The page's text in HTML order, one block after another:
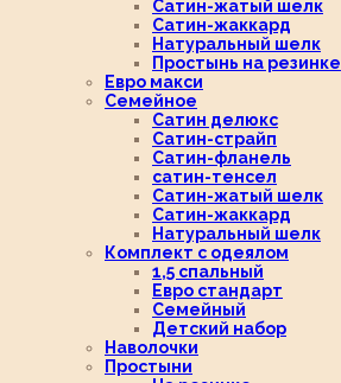
Сатин-жатый шелк
Сатин-жаккард
Натуральный шелк
Простынь на резинке
Евро макси
Семейное
Сатин делюкс
Сатин-страйп
Сатин-фланель
сатин-тенсел
Сатин-жатый шелк
Сатин-жаккард
Натуральный шелк
Комплект с одеялом
1,5 спальный
Евро стандарт
Семейный
Детский набор
Наволочки
Простыни